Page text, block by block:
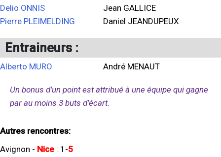
Delio ONNIS
Pierre PLEIMELDING
Jean GALLICE
Daniel JEANDUPEUX
Entraineurs :
Alberto MURO André MENAUT
Un bonus d'un point est attribué à une équipe qui gagne
par au moins 3 buts d'écart.
Autres rencontres:
Avignon - Nice : 1 -5